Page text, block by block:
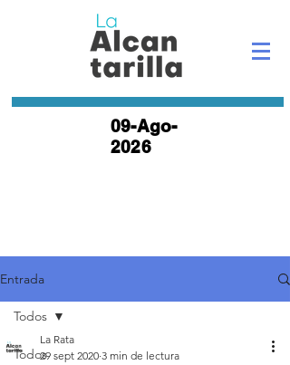
09-Ago-
2026
Entrada
Todos
Todos
La Rata
29 sept 2020 3 min de lectura